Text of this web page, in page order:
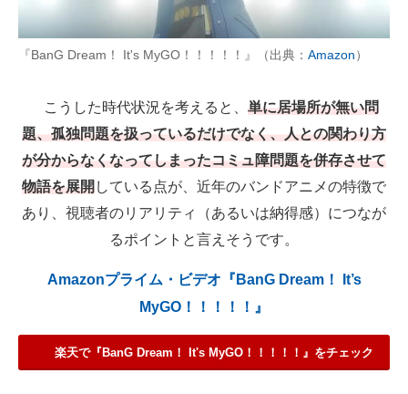
『BanG Dream！ It's MyGO！！！！！』（出典： Amazon）
こうした時代状況を考えると、 単に居場所が無い問
題、孤独問題を扱っているだけでなく、人との関わり方
が分からなくなってしまったコミュ障問題を併存させて
物語を展開 している点が、近年のバンドアニメの特徴で
あり、視聴者のリアリティ（あるいは納得感）につなが
るポイントと言えそうです。
Amazonプライム・ビデオ『BanG Dream！ It’s
MyGO！！！！！』
楽天で『BanG Dream！ It's MyGO！！！！！』をチェック